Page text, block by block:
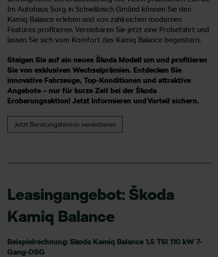
Im Autohaus Sorg in Schwäbisch Gmünd können Sie den
Kamiq Balance erleben und von zahlreichen modernen
Features profitieren. Vereinbaren Sie jetzt eine Probefahrt und
lassen Sie sich vom Komfort des Kamiq Balance begeistern.
Steigen Sie auf ein neues Škoda Modell um und profitieren
Sie von exklusiven Wechselprämien. Entdecken Sie
innovative Fahrzeuge, Top-Konditionen und attraktive
Angebote – nur für kurze Zeit bei der Škoda
Eroberungsaktion! Jetzt informieren und Vorteil sichern.
Jetzt Beratungstermin vereinbaren
Leasingangebot: Škoda
Kamiq Balance
Beispielrechnung: Skoda Kamiq Balance 1,5 TSI 110 kW 7-
Gang-DSG